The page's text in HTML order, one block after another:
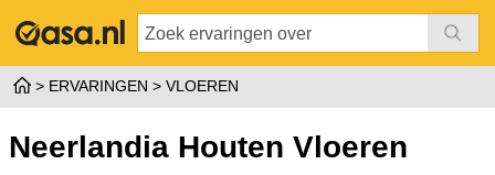
ERVARINGEN VLOEREN
Neerlandia Houten Vloeren